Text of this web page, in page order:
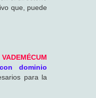
que, puede
dominio
para la